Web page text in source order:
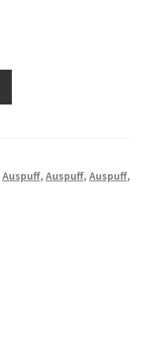
Auspuff, Auspuff, Auspuff,